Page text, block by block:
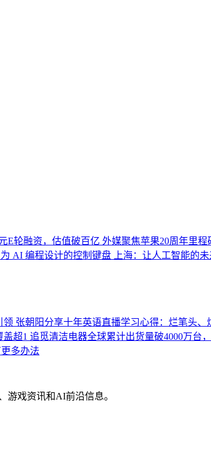
E轮融资，估值破百亿 外媒聚焦苹果20周年里程
AI 编程设计的控制键盘 上海：让人工智能的
领 张朝阳分享十年英语直播学习心得：烂笔头、
超1 追觅清洁电器全球累计出货量破4000万台
多办法
游戏资讯和AI前沿信息。